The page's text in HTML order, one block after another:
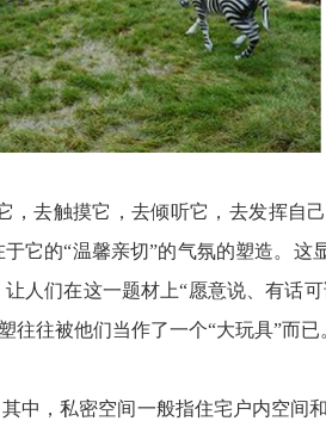
去触摸它，去倾听它，去发挥自
它的“温馨亲切”的气氛的塑造。
们在这一题材上“愿意说、有话
往被他们当作了一个“大玩具”而已
，私密空间一般指住宅户内空间